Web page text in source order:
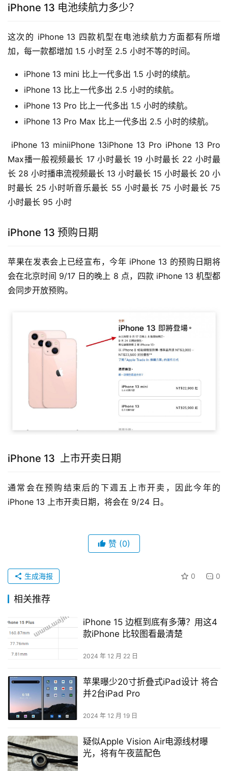
iPhone 13 电池续航力多少？
这次的 iPhone 13 四款机型在电池续航力方面都有所增
加，每一款都增加 1.5 小时至 2.5 小时不等的时间。
iPhone 13 mini 比上一代多出 1.5 小时的续航。
iPhone 13 比上一代多出 2.5 小时的续航。
iPhone 13 Pro 比上一代多出 1.5 小时的续航。
iPhone 13 Pro Max 比上一代多出 2.5 小时的续航。
iPhone 13 miniiPhone 13iPhone 13 Pro iPhone 13 Pro
Max播一般视频最长 17 小时最长 19 小时最长 22 小时最
长 28 小时播串流视频最长 13 小时最长 15 小时最长 20 小
时最长 25 小时听音乐最长 55 小时最长 75 小时最长 75
小时最长 95 小时
iPhone 13 预购日期
苹果在发表会上已经宣布，今年 iPhone 13 的预购日期将
会在北京时间 9/17 日的晚上 8 点，四款 iPhone 13 机型都
会同步开放预购。
iPhone 13 上市开卖日期
通常会在预购结束后的下週五上市开卖，因此今年的
iPhone 13 上市开卖日期，将会在 9/24 日。
赞 (0)
0 0
生成海报
相关推荐
iPhone 15 边框到底有多薄？用这4
款iPhone 比较图看最清楚
2024 年 12 月 22 日
苹果曝少20寸折叠式iPad设计 将合
并2台iPad Pro
2024 年 12 月 19 日
疑似Apple Vision Air电源线材曝
光，将有午夜蓝配色